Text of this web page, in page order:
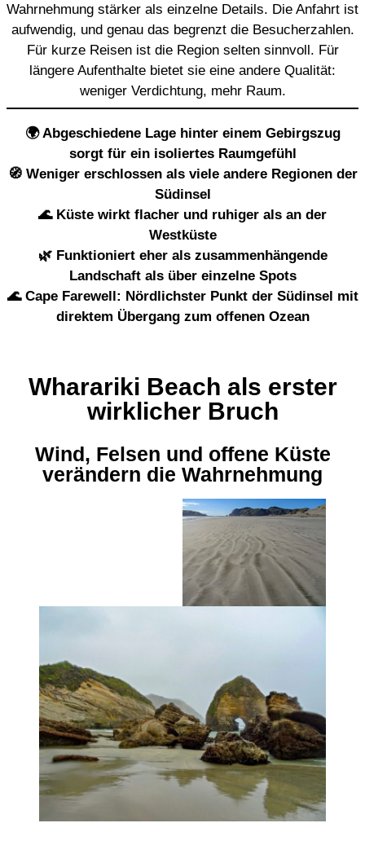
Wahrnehmung stärker als einzelne Details. Die Anfahrt ist
aufwendig, und genau das begrenzt die Besucherzahlen.
Für kurze Reisen ist die Region selten sinnvoll. Für
längere Aufenthalte bietet sie eine andere Qualität:
weniger Verdichtung, mehr Raum.
🌍 Abgeschiedene Lage hinter einem Gebirgszug
sorgt für ein isoliertes Raumgefühl
🧭 Weniger erschlossen als viele andere Regionen der
Südinsel
🌊 Küste wirkt flacher und ruhiger als an der
Westküste
🌿 Funktioniert eher als zusammenhängende
Landschaft als über einzelne Spots
🌊 Cape Farewell: Nördlichster Punkt der Südinsel mit
direktem Übergang zum offenen Ozean
Wharariki Beach als erster
wirklicher Bruch
Wind, Felsen und offene Küste
verändern die Wahrnehmung